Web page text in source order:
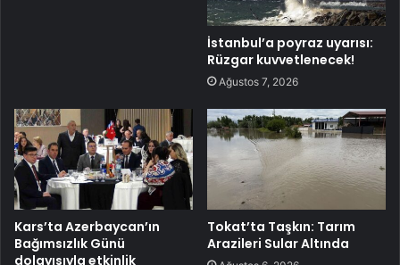
İstanbul’a poyraz uyarısı:
Rüzgar kuvvetlenecek!
Ağustos 7, 2026
Kars’ta Azerbaycan’ın
Bağımsızlık Günü
dolayısıyla etkinlik
Tokat’ta Taşkın: Tarım
Arazileri Sular Altında